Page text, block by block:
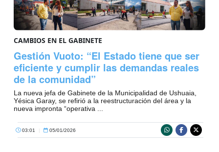
CAMBIOS EN EL GABINETE
Gestión Vuoto: “El Estado tiene que ser
eficiente y cumplir las demandas reales
de la comunidad”
La nueva jefa de Gabinete de la Municipalidad de Ushuaia,
Yésica Garay, se refirió a la reestructuración del área y la
nueva impronta “operativa ...
03:01 | 05/01/2026